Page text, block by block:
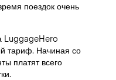
поездок очень
LuggageHero
тариф. Начиная со
платят всего